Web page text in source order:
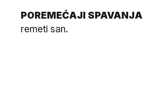
POREMEĆAJI SPAVANJA
remeti san.